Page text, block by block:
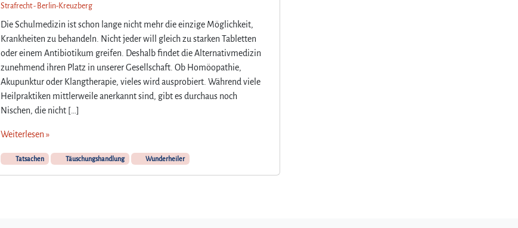
c
h
F
e
s
l
u
n
Strafrecht - Berlin-Kreuzberg
Die Schulmedizin ist schon lange nicht mehr die einzige Möglichkeit,
Krankheiten zu behandeln. Nicht jeder will gleich zu starken Tabletten
oder einem Antibiotikum greifen. Deshalb findet die Alternativmedizin
zunehmend ihren Platz in unserer Gesellschaft. Ob Homöopathie,
Akupunktur oder Klangtherapie, vieles wird ausprobiert. Während viele
Heilpraktiken mittlerweile anerkannt sind, gibt es durchaus noch
Nischen, die nicht […]
Weiterlesen »
Tatsachen Täuschungshandlung Wunderheiler